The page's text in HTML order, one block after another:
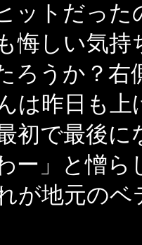
ットだっ
悔しい気
ろうか？
は昨日も
初で最後
ー」と憎
が地元の